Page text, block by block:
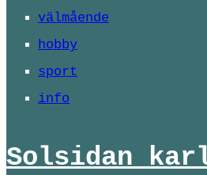
välmående
hobby
sport
info
Solsidan